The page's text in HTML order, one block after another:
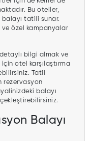
Bu oteller,
tatili sunar.
ve özel kampanyalar
bilgi almak ve
otel karşılaştırma
Tatil
rezervasyon
balayı
Balayı